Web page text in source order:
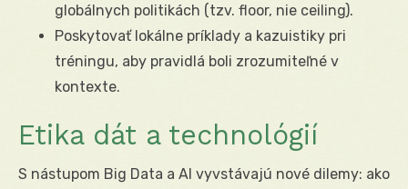
globálnych politikách (tzv. floor, nie ceiling).
Poskytovať lokálne príklady a kazuistiky pri
tréningu, aby pravidlá boli zrozumiteľné v
kontexte.
Etika dát a technológií
S nástupom Big Data a AI vyvstávajú nové dilemy: ako